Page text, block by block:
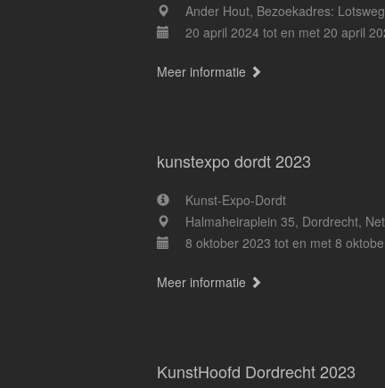
Ander Hout, Bezoekadres:
20 april 2024 tot en met 20 april
Meer informatie
kunstexpo dordt 2023
Kunst-Expo-Dordt
Halmaheiraplein 35, Dordrecht,
8 oktober 2023 tot en met 8
Meer informatie
KunstHoofd Dordrecht 2023